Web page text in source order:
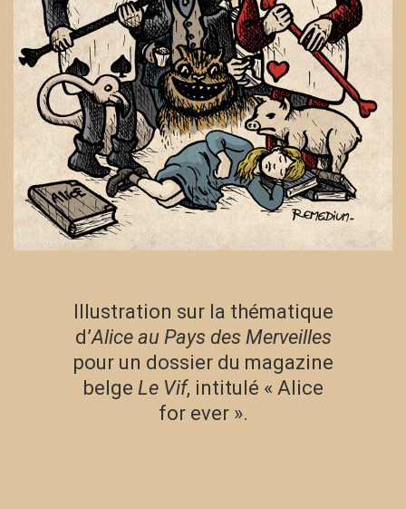
Illustration sur la thématique
d’Alice au Pays des Merveilles
pour un dossier du magazine
belge Le Vif, intitulé « Alice
for ever ».